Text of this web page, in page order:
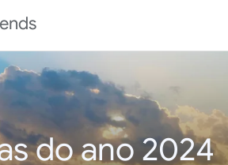
do ano 2024